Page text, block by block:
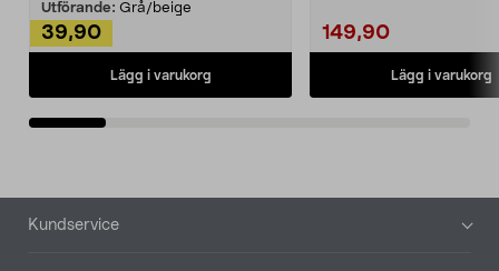
Utförande: Grå/beige
39,90
Lägg i varukorg
149,90
Lägg i varukorg
Sidfot
Kundservice